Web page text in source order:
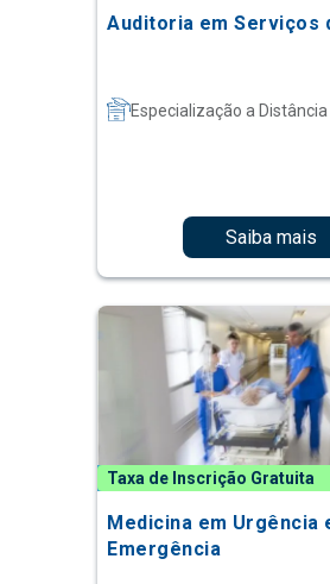
Auditoria em Serviços
Especialização a Distância
Saiba mais
Taxa de Inscrição Gratuita
Medicina em Urgência
Emergência